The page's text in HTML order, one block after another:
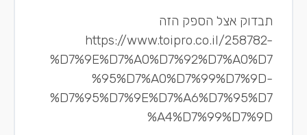
תבדוק אצל הספק הזה
https://www.toipro.co.il/258782-
%D7%9E%D7%A0%D7%92%D7%A0%D7
%95%D7%A0%D7%99%D7%9D-
%D7%95%D7%9E%D7%A6%D7%95%D7
%A4%D7%99%D7%9D